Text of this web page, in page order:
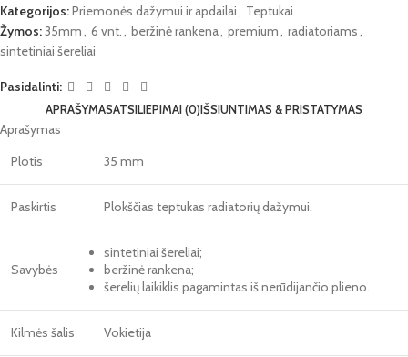
Kategorijos:Priemonės dažymui ir apdailai, Teptukai
Žymos:35mm, 6 vnt., beržinė rankena, premium, radiatoriams,
sintetiniai šereliai
Pasidalinti:
APRAŠYMASATSILIEPIMAI (0)IŠSIUNTIMAS & PRISTATYMAS
Aprašymas
Plotis
35 mm
Paskirtis Plokščias teptukas radiatorių dažymui.
Savybės
sintetiniai šereliai;
beržinė rankena;
šerelių laikiklis pagamintas iš nerūdijančio plieno.
Kilmės šalis Vokietija